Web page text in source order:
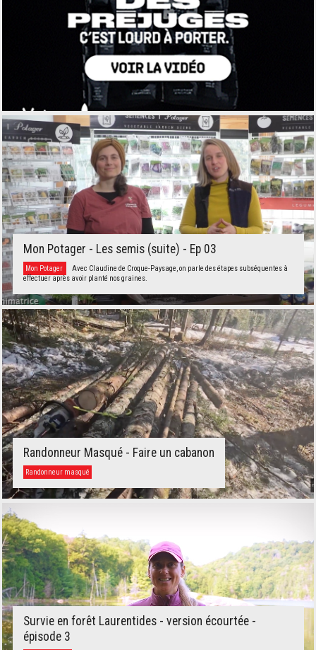
Mon Potager - Les semis (suite) - Ep 03
Mon Potager
Avec Claudine de Croque-Paysage, on parle des étapes subséquentes à
effectuer après avoir planté nos graines.
Randonneur Masqué - Faire un cabanon
Randonneur masqué
Survie en forêt Laurentides - version écourtée -
épisode 3